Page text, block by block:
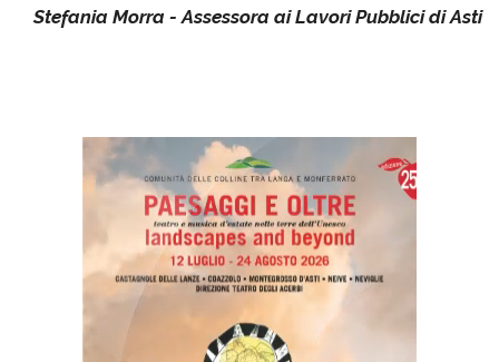
Stefania Morra - Assessora ai Lavori Pubblici di Asti